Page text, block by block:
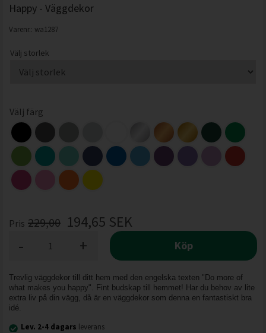
Happy - Väggdekor
Varenr.: wa1287
Välj storlek
Välj färg
Pris 229,00 194,65 SEK
+
- Köp
Trevlig väggdekor till ditt hem med den engelska texten "Do more of
what makes you happy". Fint budskap till hemmet! Har du behov av lite
extra liv på din vägg, då är en väggdekor som denna en fantastiskt bra
idé.
Lev. 2-4 dagars leverans